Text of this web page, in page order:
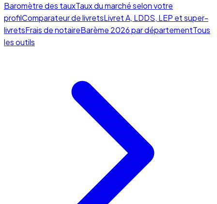
Baromètre des tauxTaux du marché selon votre
profilComparateur de livretsLivret A, LDDS, LEP et super-
livretsFrais de notaireBarème 2026 par départementTous
les outils